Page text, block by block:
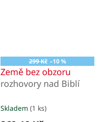
299 Kč –10 %
Země bez obzoru
rozhovory nad Biblí
Skladem (1 ks)